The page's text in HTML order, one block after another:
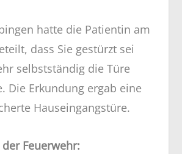
hatte die Patientin am
dass Sie gestürzt sei
selbstständig die Türe
Die Erkundung ergab eine
Hauseingangstüre.
Feuerwehr: